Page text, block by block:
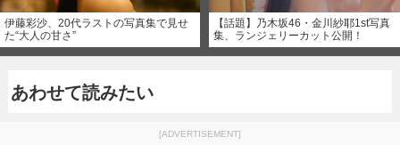
伊藤彩沙、20代ラストの写真集で見せ
た“大人の甘さ”
【話題】乃木坂46・金川紗耶1st写真
集、ランジェリーカット公開！
あわせて読みたい
[ADVERTISEMENT]